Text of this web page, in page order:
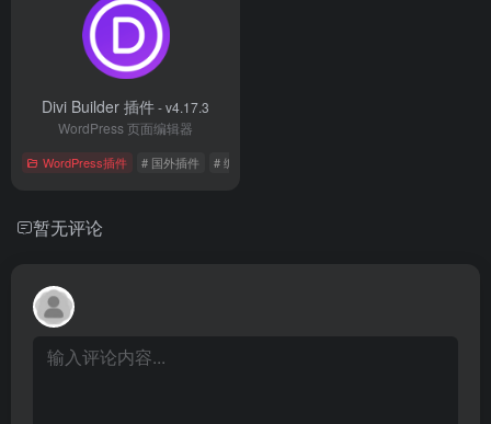
Divi Builder 插件- v4.17.3
WordPress 页面编辑器
WordPress插件 # 国外插件 # 编辑器
暂无评论